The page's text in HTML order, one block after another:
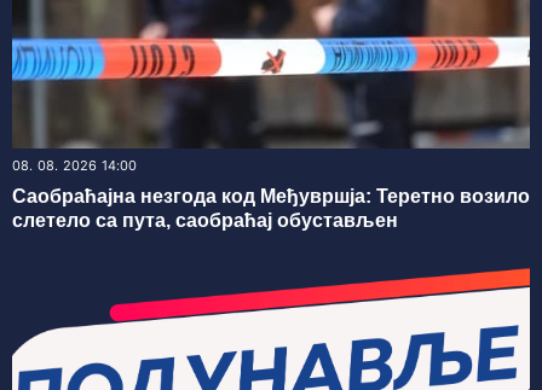
08. 08. 2026 14:00
Саобраћајна незгода код Међувршја: Теретно возило
слетело са пута, саобраћај обустављен